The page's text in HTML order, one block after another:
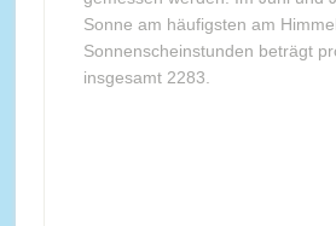
Sonne am häufigsten am
Sonnenscheinstunden beträgt
insgesamt 2283.